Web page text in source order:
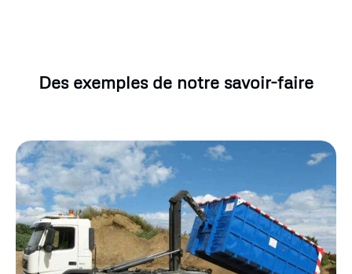
Des exemples de notre savoir-faire